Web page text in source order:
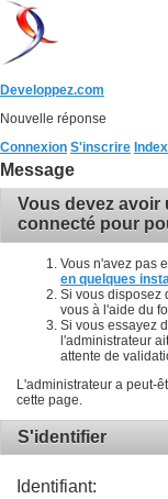
Developpez.com
Nouvelle réponse
Connexion S'inscrire Index
Message
Vous devez avoir
connecté pour
Vous n'avez pas
en quelques
Si vous disposez
vous à l'aide du
Si vous essayez
l'administrateur
attente de
L'administrateur a peut-
cette page.
S'identifier
Identifiant: